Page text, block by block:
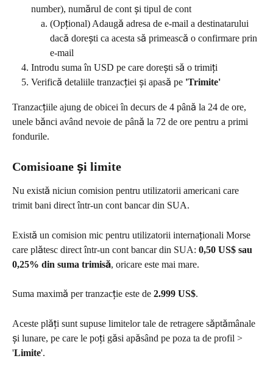
number), numărul de cont și tipul de cont
(Opțional) Adaugă adresa de e-mail a destinatarului
dacă dorești ca acesta să primească o confirmare prin
e-mail
Introdu suma în USD pe care dorești să o trimiți
Verifică detaliile tranzacției și apasă pe 'Trimite'
Tranzacțiile ajung de obicei în decurs de 4 până la 24 de ore,
unele bănci având nevoie de până la 72 de ore pentru a primi
fondurile.
Comisioane și limite
Nu există niciun comision pentru utilizatorii americani care
trimit bani direct într-un cont bancar din SUA.
Există un comision mic pentru utilizatorii internaționali Morse
care plătesc direct într-un cont bancar din SUA: 0,50 US$ sau
0,25% din suma trimisă, oricare este mai mare.
Suma maximă per tranzacție este de 2.999 US$.
Aceste plăți sunt supuse limitelor tale de retragere săptămânale
și lunare, pe care le poți găsi apăsând pe poza ta de profil >
'Limite'.